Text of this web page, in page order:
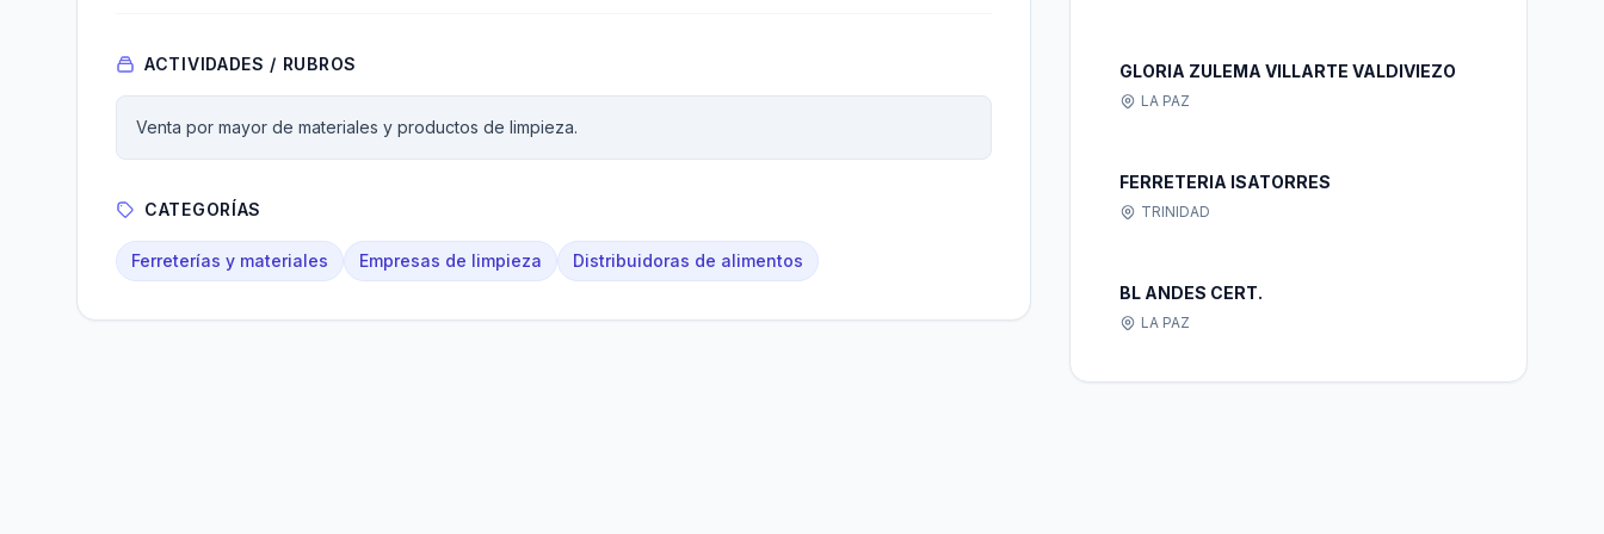
ACTIVIDADES / RUBROS
Venta por mayor de materiales y productos de limpieza.
CATEGORÍAS
Ferreterías y materiales Empresas de limpieza Distribuidoras de alimentos
GLORIA ZULEMA VILLARTE VALDIVIEZO
LA PAZ
FERRETERIA ISATORRES
TRINIDAD
BL ANDES CERT.
LA PAZ